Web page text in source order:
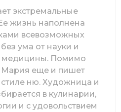
экстремальные
жизнь наполнена
всевозможных
ума от науки и
медицины. Помимо
Мария еще и пишет
ню. Художница и
в кулинарии,
и с удовольствием